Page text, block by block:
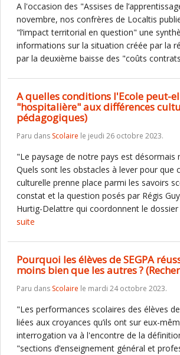
A l'occasion des "Assises de
novembre, nos confrères de Localtis
"l’impact territorial en question" une
informations sur la situation créée par la
par la deuxième baisse des "coûts
A quelles conditions l'Ecole peut-
"hospitalière" aux différences
pédagogiques)
Paru dans Scolaire le jeudi 26 octobre 2023.
"Le paysage de notre pays est désormais
Quels sont les obstacles à lever pour que
culturelle prenne place parmi les savoirs
constat et la question posés par Régis
Hurtig-Delattre qui coordonnent le
suite
Pourquoi les élèves de SEGPA
moins bien que les autres ?
Paru dans Scolaire le mardi 24 octobre 2023.
"Les performances scolaires des élèves
liées aux croyances qu’ils ont sur eux-
interrogation va à l'encontre de la
"sections d’enseignement général et